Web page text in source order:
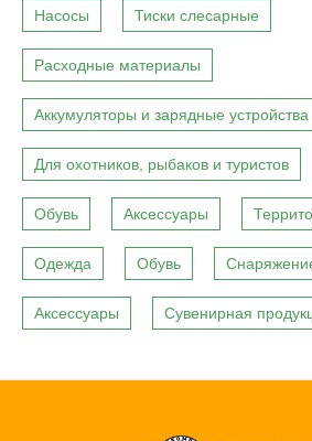
Насосы Тиски слесарные
Расходные материалы
Аккумуляторы и зарядные устройства
Для охотников, рыбаков и туристов
Обувь Аксессуары
Одежда Обувь
Аксессуары Сувенирная